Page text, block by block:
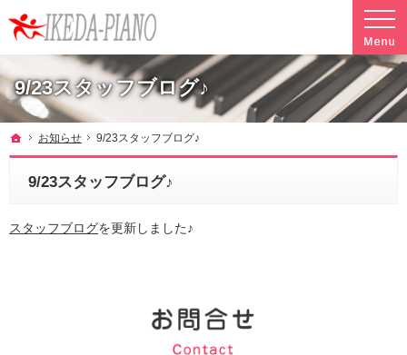
9/23スタッフブログ♪
調律やクリーニングも行っています。ピアノ引越し・運搬・配送なら料金も魅力の当社へ
ホーム
お知らせ 9/23スタッフブログ♪
9/23スタッフブログ♪
スタッフブログを更新しました♪